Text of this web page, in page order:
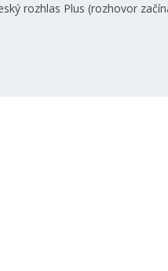
rozhlas Plus (rozhovor